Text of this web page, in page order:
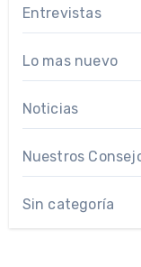
Entrevistas
Lo mas nuevo
Noticias
Nuestros
Sin categoría